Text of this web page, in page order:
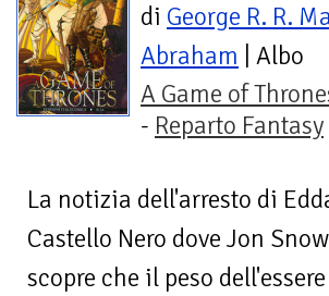
di George R. R.
Abraham | Albo
A Game of
- Reparto Fantasy
La notizia dell'arresto di
Castello Nero dove Jon
scopre che il peso